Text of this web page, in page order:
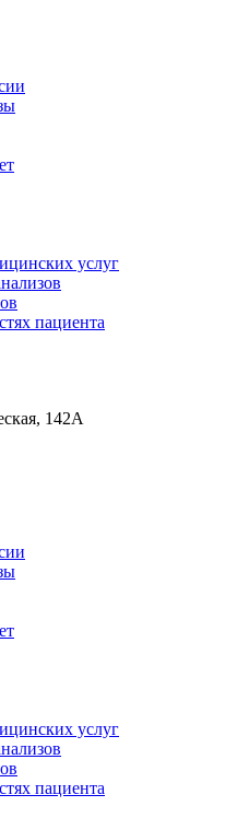
услуг
пациента
142А
услуг
пациента